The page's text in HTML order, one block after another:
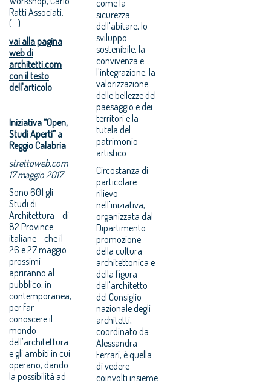
Ratti Associati.
(...)
vai alla pagina
web di
architetti.com
con il testo
dell'articolo
Iniziativa “Open,
Studi Aperti” a
Reggio Calabria
strettoweb.com
17 maggio 2017
Sono 601 gli
Studi di
Architettura – di
82 Province
italiane – che il
26 e 27 maggio
prossimi
apriranno al
pubblico, in
contemporanea,
per far
conoscere il
mondo
dell’architettura
e gli ambiti in cui
operano, dando
la possibilità ad
come la
sicurezza
dell'abitare, lo
sviluppo
sostenibile, la
convivenza e
l'integrazione, la
valorizzazione
delle bellezze del
paesaggio e dei
territori e la
tutela del
patrimonio
artistico.
Circostanza di
particolare
rilievo
nell'iniziativa,
organizzata dal
Dipartimento
promozione
della cultura
architettonica e
della figura
dell'architetto
del Consiglio
nazionale degli
architetti,
coordinato da
Alessandra
Ferrari, è quella
di vedere
coinvolti insieme